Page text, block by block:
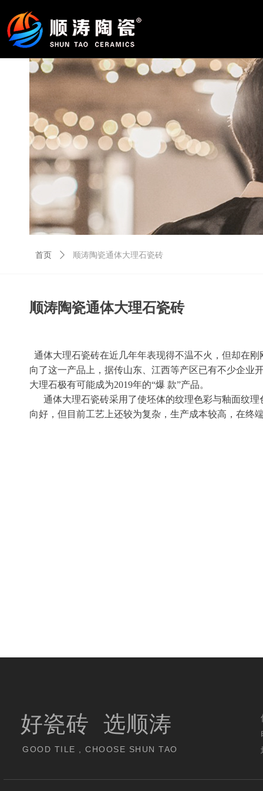
顺涛陶瓷通体大理石瓷砖
通体大理石瓷砖在近几年年表现得不温不火，但却在
向了这一产品上，据传山东、江西等产区已有不少企业
大理石极有可能成为2019年的“爆 款”产品。
通体大理石瓷砖采用了使坯体的纹理色彩与釉面纹理
向好，但目前工艺上还较为复杂，生产成本较高，在终
首页 ꄲ 顺涛陶瓷通体大理石瓷砖
好瓷砖 选顺涛
GOOD TILE , CHOOSE SHUN TAO